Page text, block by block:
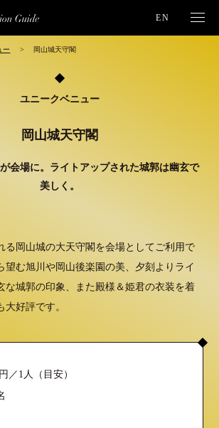
EN
ー 岡山城天守閣
ユニークベニュー
岡山城天守閣
会場に。ライトアップされた城郭は幽玄で
美しく。
る岡山城の大天守閣を会場としてご利用で
望む旭川や岡山後楽園の美、夕刻よりライ
な城郭の印象、また殿様＆姫君の衣装を着
大好評です。
／1人（目安）